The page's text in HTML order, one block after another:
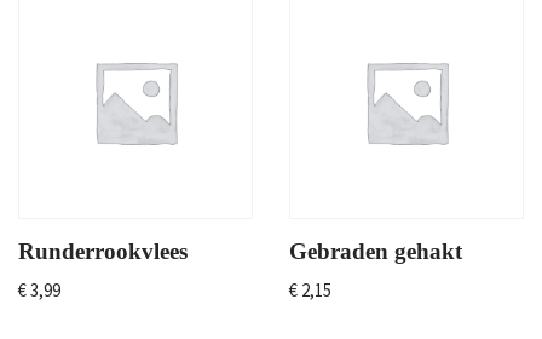
Runderrookvlees
€3,99
Gebraden gehakt
€ 2,15